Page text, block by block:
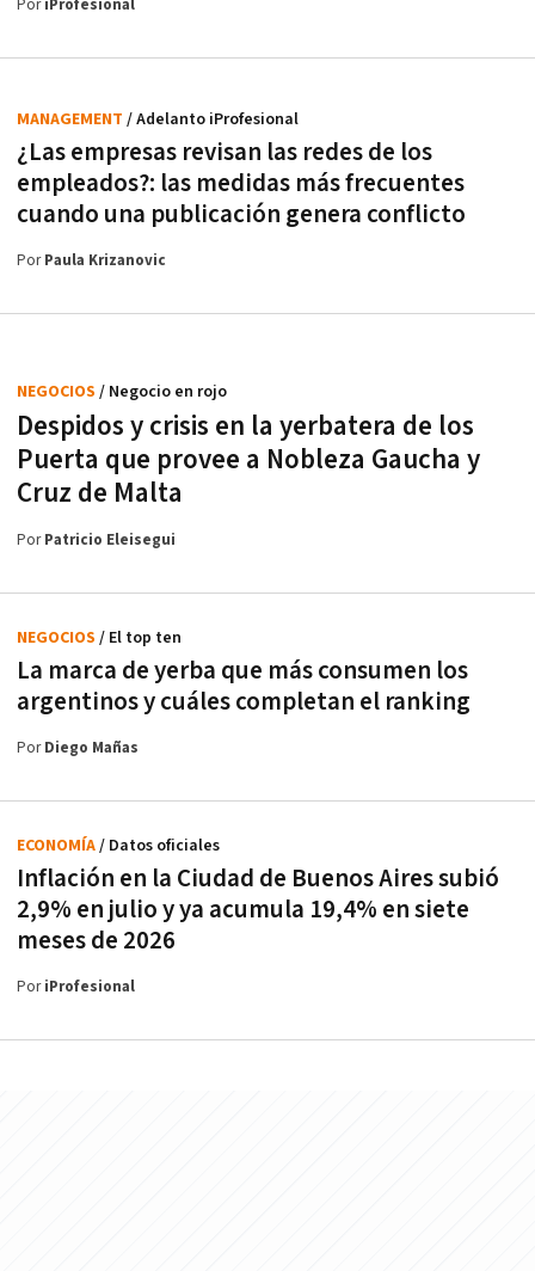
PoriProfesional
¿Las empresas revisan las redes de los
empleados?: las medidas más frecuentes
cuando una publicación genera conflicto
MANAGEMENT / Adelanto iProfesional
PorPaula Krizanovic
Despidos y crisis en la yerbatera de los
Puerta que provee a Nobleza Gaucha y
Cruz de Malta
NEGOCIOS / Negocio en rojo
PorPatricio Eleisegui
La marca de yerba que más consumen los
argentinos y cuáles completan el ranking
NEGOCIOS / El top ten
PorDiego Mañas
Inflación en la Ciudad de Buenos Aires subió
2,9% en julio y ya acumula 19,4% en siete
meses de 2026
ECONOMÍA/ Datos oficiales
PoriProfesional